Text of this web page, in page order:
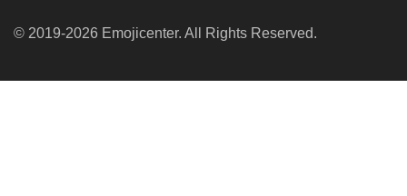
© 2019-2026 Emojicenter. All Rights Reserved.